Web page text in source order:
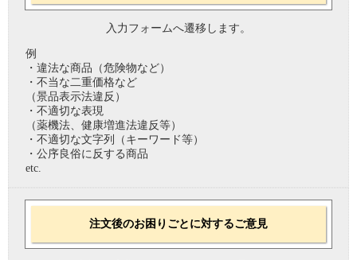
入力フォームへ遷移します。
例
・違法な商品（危険物など）
・不当な二重価格など
（景品表示法違反）
・不適切な表現
（薬機法、健康増進法違反等）
・不適切な文字列（キーワード等）
・公序良俗に反する商品
etc.
注文後のお困りごとに対するご意見